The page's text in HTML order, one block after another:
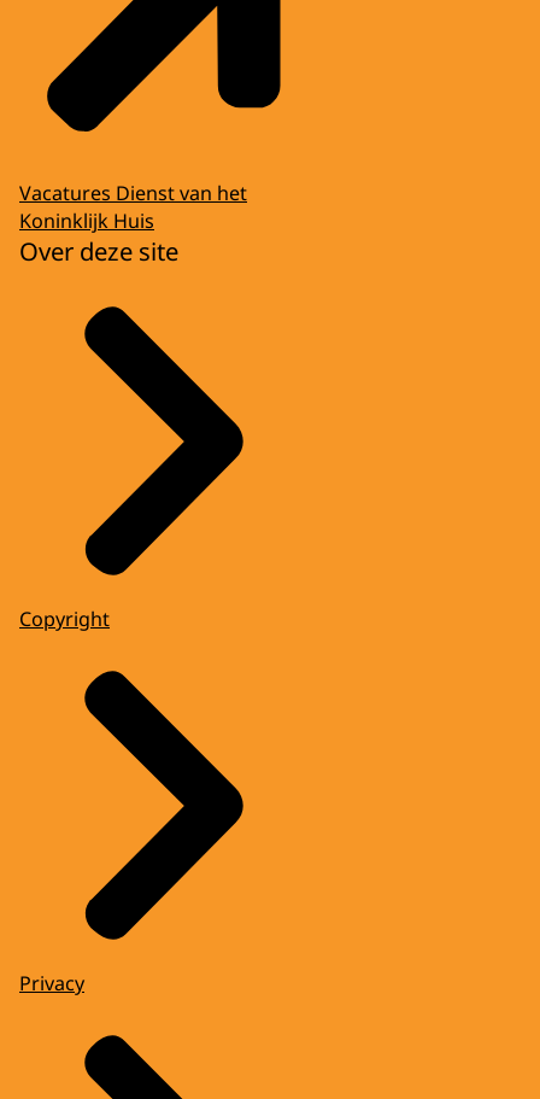
Vacatures Dienst van het
Koninklijk Huis
Over deze site
Copyright
Privacy